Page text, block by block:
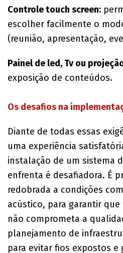
Controle touch screen:
escolher facilmente o
(reunião, apresentação,
Painel de led, Tv ou
exposição de conteúdos.
Os desafios na
Diante de todas essas
uma experiência
instalação de um sistema
enfrenta é desafiadora. É
redobrada a condições
acústico, para garantir que
não comprometa a
planejamento de
para evitar fios expostos e